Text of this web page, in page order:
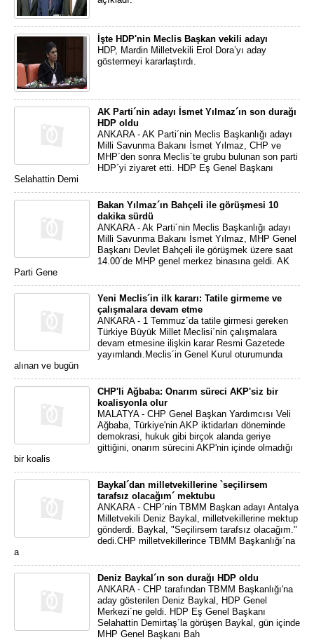
İşte HDP'nin Meclis Başkan vekili adayı
HDP, Mardin Milletvekili Erol Dora’yı aday
göstermeyi kararlaştırdı.
AK Parti´nin adayı İsmet Yılmaz´ın son durağı
HDP oldu
ANKARA - AK Parti´nin Meclis Başkanlığı adayı
Milli Savunma Bakanı İsmet Yılmaz, CHP ve
MHP´den sonra Meclis´te grubu bulunan son parti
HDP´yi ziyaret etti. HDP Eş Genel Başkanı
Selahattin Demi
Bakan Yılmaz´ın Bahçeli ile görüşmesi 10
dakika sürdü
ANKARA - Ak Parti´nin Meclis Başkanlığı adayı
Milli Savunma Bakanı İsmet Yılmaz, MHP Genel
Başkanı Devlet Bahçeli ile görüşmek üzere saat
14.00´de MHP genel merkez binasına geldi. AK
Parti Gene
Yeni Meclis´in ilk kararı: Tatile girmeme ve
çalışmalara devam etme
ANKARA - 1 Temmuz´da tatile girmesi gereken
Türkiye Büyük Millet Meclisi´nin çalışmalara
devam etmesine ilişkin karar Resmi Gazetede
yayımlandı.Meclis´in Genel Kurul oturumunda
alınan ve bugün
CHP'li Ağbaba: Onarım süreci AKP'siz bir
koalisyonla olur
MALATYA - CHP Genel Başkan Yardımcısı Veli
Ağbaba, Türkiye'nin AKP iktidarları döneminde
demokrasi, hukuk gibi birçok alanda geriye
gittiğini, onarım sürecini AKP'nin içinde olmadığı
bir koalis
Baykal´dan milletvekillerine `seçilirsem
tarafsız olacağım´ mektubu
ANKARA - CHP´nin TBMM Başkan adayı Antalya
Milletvekili Deniz Baykal, milletvekillerine mektup
gönderdi. Baykal, "Seçilirsem tarafsız olacağım."
dedi.CHP milletvekillerince TBMM Başkanlığı´na
a
Deniz Baykal´ın son durağı HDP oldu
ANKARA - CHP tarafından TBMM Başkanlığı'na
aday gösterilen Deniz Baykal, HDP Genel
Merkezi´ne geldi. HDP Eş Genel Başkanı
Selahattin Demirtaş´la görüşen Baykal, gün içinde
MHP Genel Başkanı Bah